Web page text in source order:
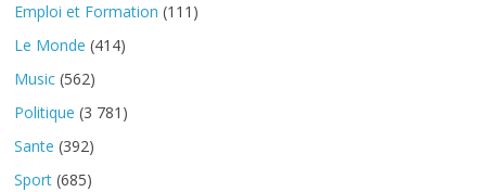
Emploi et Formation (111)
Le Monde (414)
Music (562)
Politique (3 781)
Sante (392)
Sport (685)